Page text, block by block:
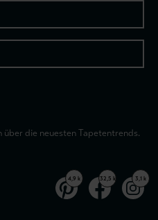
die neuesten Tapetentrends.
4,9 k 32,5 k 3,1 k